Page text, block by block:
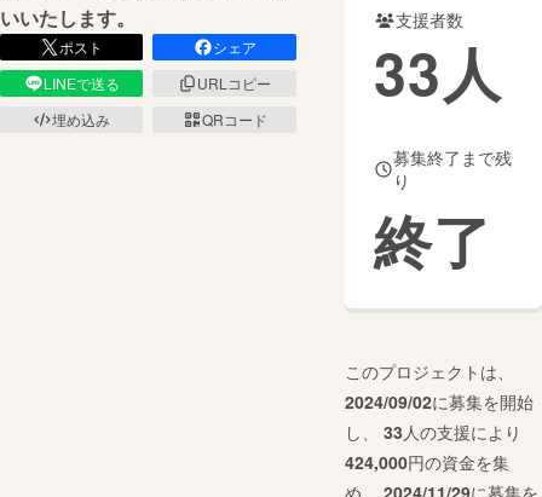
いいたします。
ポスト
シェア
LINEで送る
URLコピー
埋め込み
QRコード
支援者数
33人
募集終了まで残
り
終了
このプロジェクトは、
2024/09/02に募集を開始
し、 33人の支援により
424,000円の資金を集
め、 2024/11/29に募集を